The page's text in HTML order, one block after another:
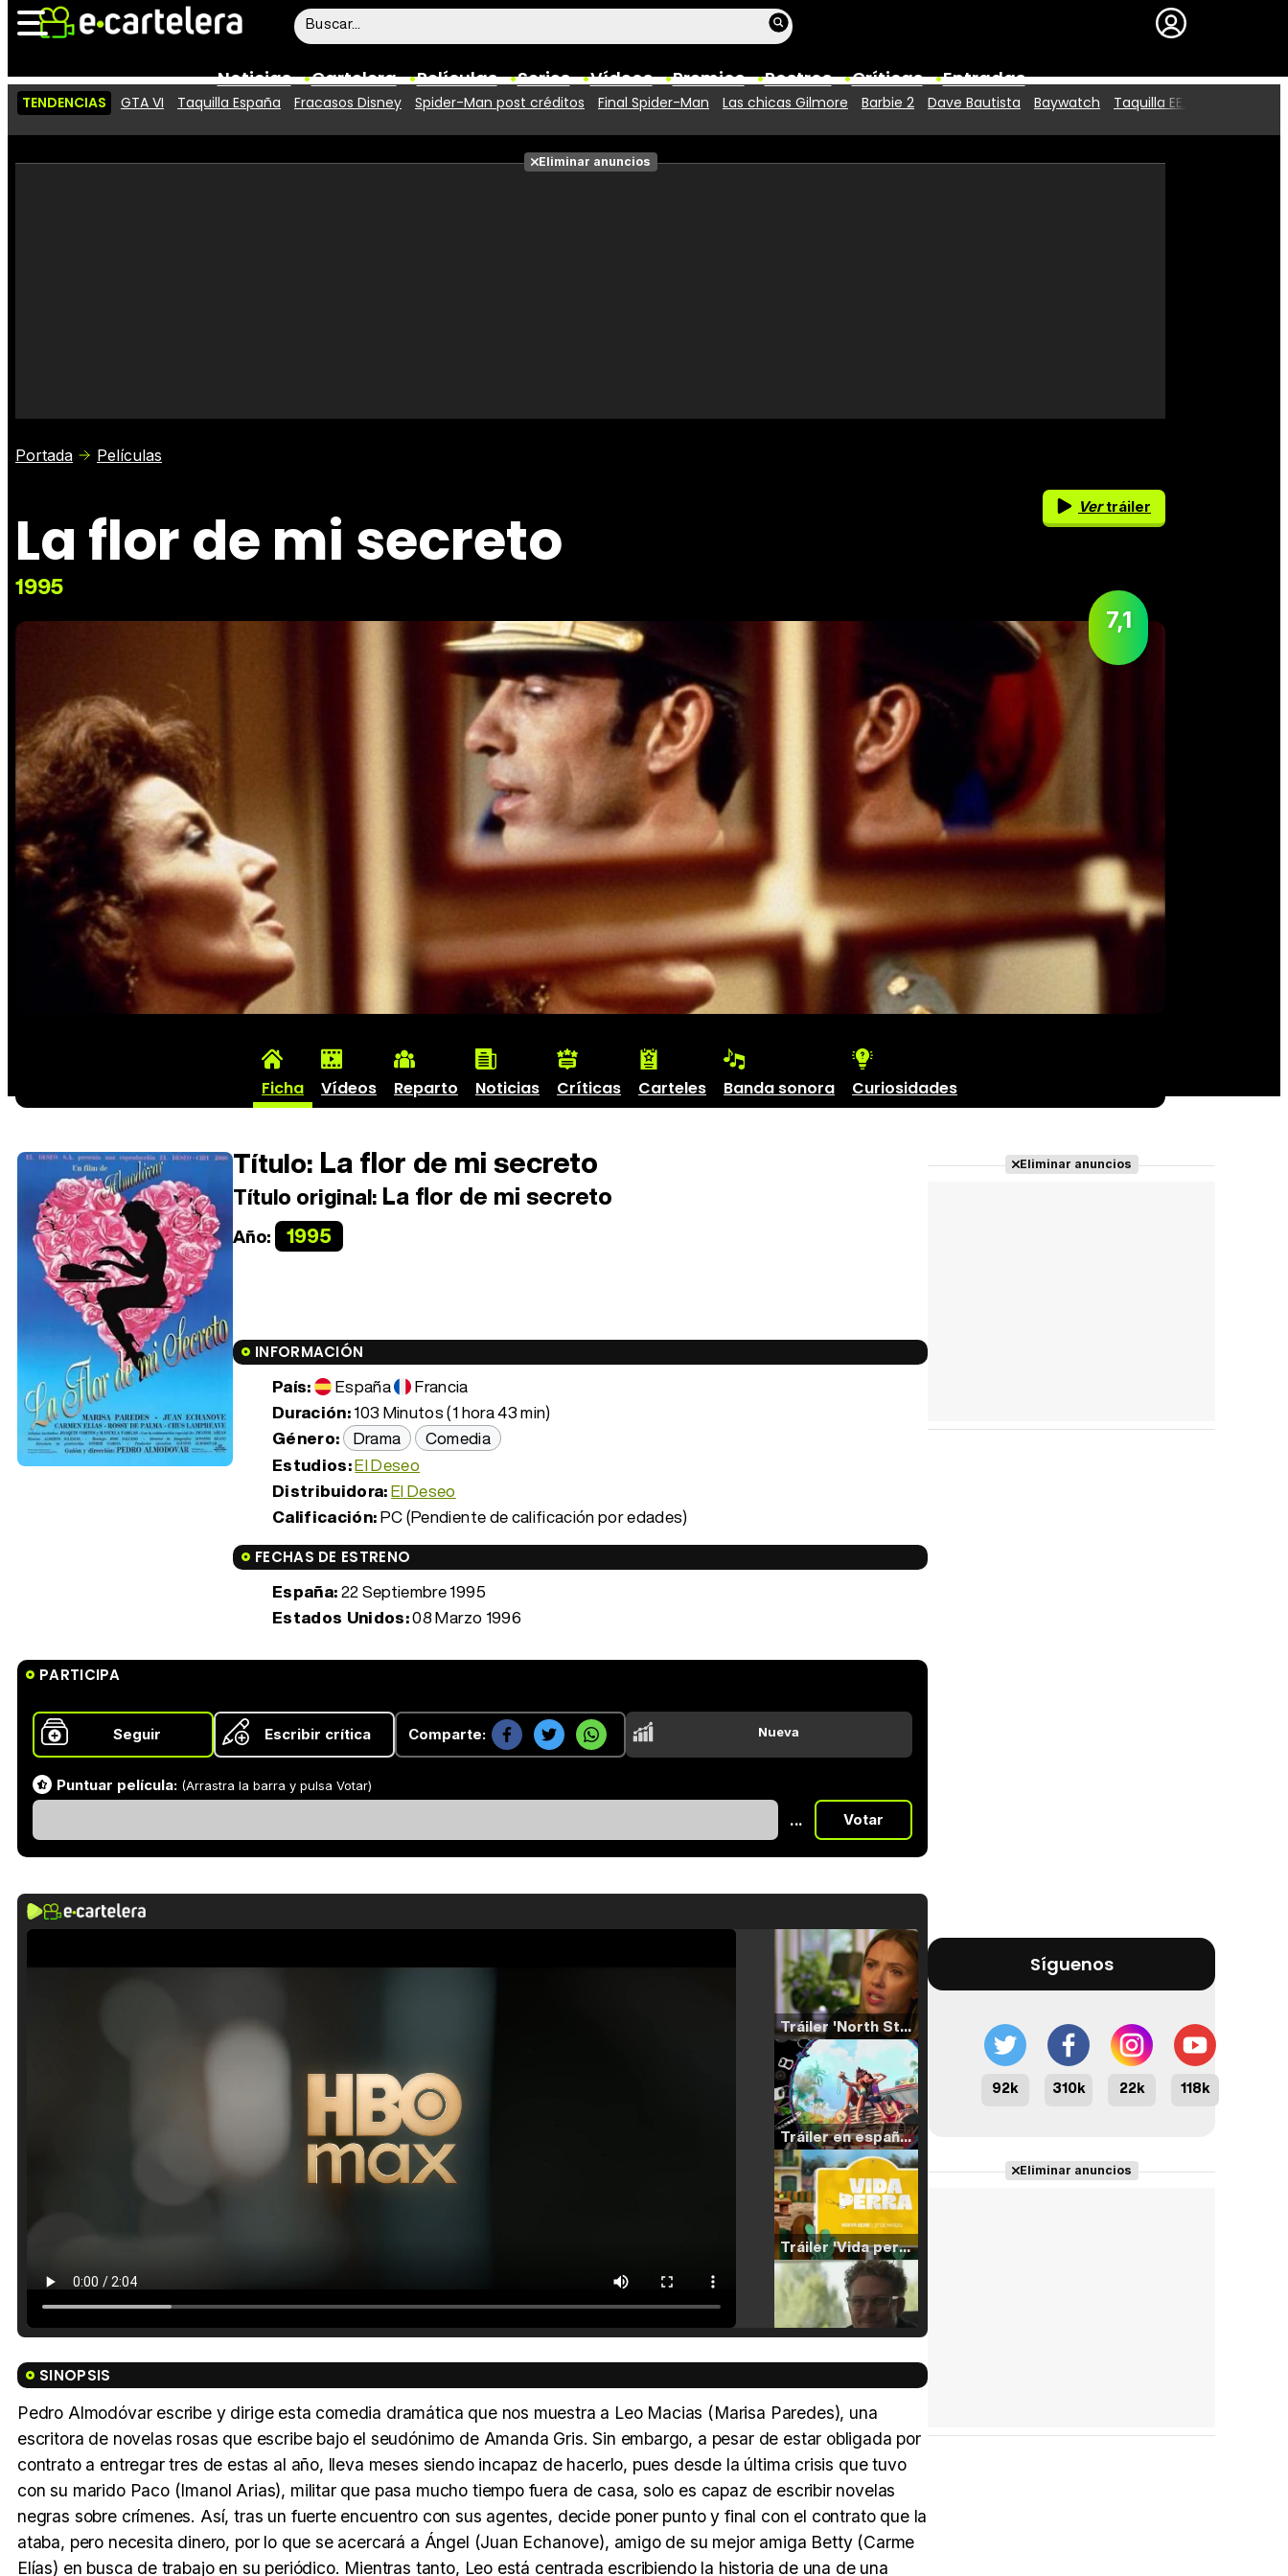
Noticias Cartelera Películas Series Vídeos Premios Rostros Críticas Entradas
Vídeos
Taquilla Fotos
Premios
TENDENCIAS GTA VI Taquilla España Fracasos Disney Spider-Man post créditos Final Spider-Man Las chicas Gilmore Barbie 2 Dave Bautista Baywatch Taquilla EE.UU.
Eliminar anuncios
Portada Películas
La flor de mi secreto
1995
Vertráiler
7,1
Ficha Vídeos Reparto Noticias Críticas Carteles Banda sonora Curiosidades
Título: La flor de mi secreto
Título original: La flor de mi secreto
Año: 1995
INFORMACIÓN
País: España
Francia
Duración:103 Minutos (1 hora 43 min)
Género: Drama
Comedia
Estudios:El Deseo
Distribuidora:El Deseo
Calificación:PC (Pendiente de calificación por edades)
FECHAS DE ESTRENO
España:22 Septiembre 1995
Estados Unidos:08 Marzo 1996
PARTICIPA
Seguir Escribir crítica Comparte: Nueva
Puntuar película: (Arrastra la barra y pulsa Votar)
... Votar
Tráiler 'North Star' (2023)
Tráiler en español de 'La isla olvidada'
Tráiler 'Vida perra' (2026)
Tráiler en español 'Outcome' (2026)
SINOPSIS
Pedro Almodóvar escribe y dirige esta comedia dramática que nos muestra a Leo Macias (Marisa Paredes), una
escritora de novelas rosas que escribe bajo el seudónimo de Amanda Gris. Sin embargo, a pesar de estar obligada por
contrato a entregar tres de estas al año, lleva meses siendo incapaz de hacerlo, pues desde la última crisis que tuvo
con su marido Paco (Imanol Arias), militar que pasa mucho tiempo fuera de casa, solo es capaz de escribir novelas
negras sobre crímenes. Así, tras un fuerte encuentro con sus agentes, decide poner punto y final con el contrato que la
ataba, pero necesita dinero, por lo que se acercará a Ángel (Juan Echanove), amigo de su mejor amiga Betty (Carme
Elías) en busca de trabajo en su periódico. Mientras tanto, Leo está centrada escribiendo la historia de una de una
Eliminar anuncios
Síguenos
92k 310k 22k 118k
Eliminar anuncios